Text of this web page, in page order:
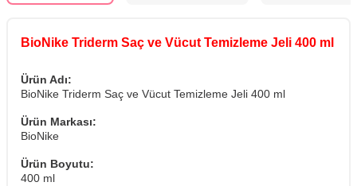
BioNike Triderm Saç ve Vücut Temizleme Jeli 400 ml
Ürün Adı:
BioNike Triderm Saç ve Vücut Temizleme Jeli 400 ml
Ürün Markası:
BioNike
Ürün Boyutu:
400 ml